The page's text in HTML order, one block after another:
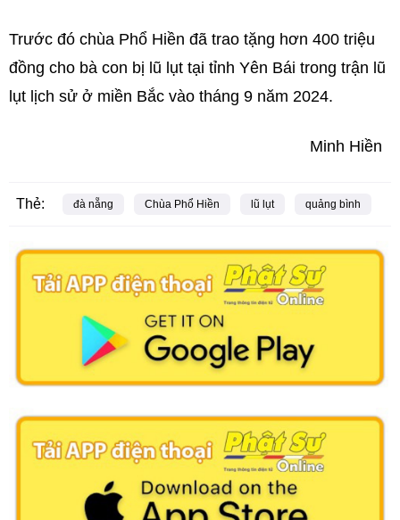
Trước đó chùa Phổ Hiền đã trao tặng hơn 400 triệu
đồng cho bà con bị lũ lụt tại tỉnh Yên Bái trong trận lũ
lụt lịch sử ở miền Bắc vào tháng 9 năm 2024.
Minh Hiền
Thẻ: đà nẵng Chùa Phổ Hiền lũ lụt quảng bình